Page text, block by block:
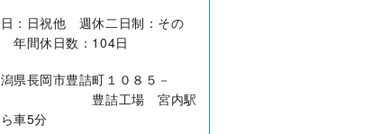
：日祝他 週休二日制：その
年間休日数：104日
県長岡市豊詰町１０８５－
豊詰工場 宮内駅
車5分